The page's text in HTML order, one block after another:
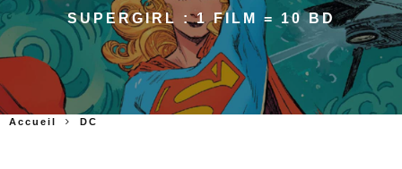
SUPERGIRL : 1 FILM = 10 BD
Accueil DC